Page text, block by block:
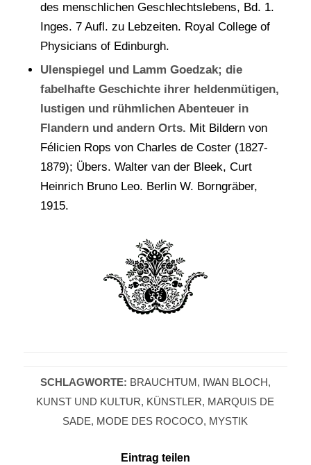
des menschlichen Geschlechtslebens, Bd. 1.
Inges. 7 Aufl. zu Lebzeiten. Royal College of
Physicians of Edinburgh.
Ulenspiegel und Lamm Goedzak; die
fabelhafte Geschichte ihrer heldenmütigen,
lustigen und rühmlichen Abenteuer in
Flandern und andern Orts. Mit Bildern von
Félicien Rops von Charles de Coster (1827-
1879); Übers. Walter van der Bleek, Curt
Heinrich Bruno Leo. Berlin W. Borngräber,
1915.
SCHLAGWORTE: BRAUCHTUM, IWAN BLOCH,
KUNST UND KULTUR, KÜNSTLER, MARQUIS DE
SADE, MODE DES ROCOCO, MYSTIK
Eintrag teilen